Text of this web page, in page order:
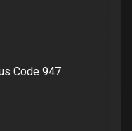
Code 947